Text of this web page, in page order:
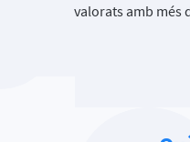
valorats amb més